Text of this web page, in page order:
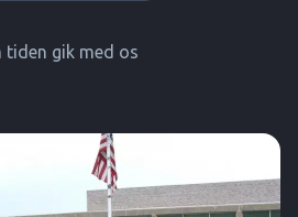
tiden gik med os